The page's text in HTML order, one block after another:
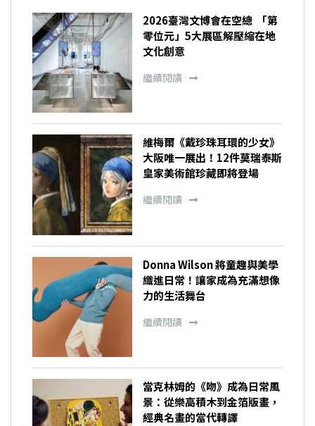
2026臺灣文博會在空總 「第
零位元」5大展區解壓縮在地
文化創意
繼續閱讀
維梅爾《戴珍珠耳環的少女》
大阪唯一展出！12件莫瑞泰斯
皇家美術館珍藏即將登場
繼續閱讀
Donna Wilson 將童趣與美學
織進日常！讓家成為充滿想像
力的生活舞台
繼續閱讀
當克林姆的《吻》成為日常風
景：從樂高積木到金箔版畫，
經典名畫的當代轉譯